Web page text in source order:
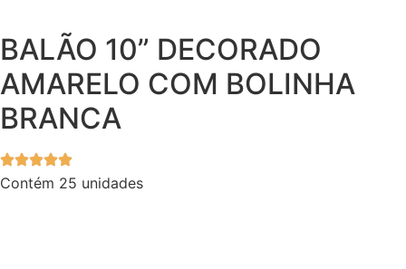
BALÃO 10” DECORADO
AMARELO COM BOLINHA
BRANCA
Contém 25 unidades